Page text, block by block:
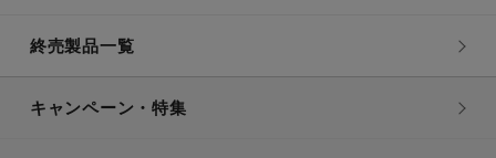
終売製品一覧
キャンペーン・特集